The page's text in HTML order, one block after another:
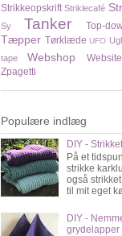
Strikkeopskrift Striklecafé
Sy Tanker Top-
Tæpper Tørklæde UFO
tape
Webshop Website
Zpagetti
Populære indlæg
DIY -
På et
strikke
også
til mit eget
DIY -
grydelapper